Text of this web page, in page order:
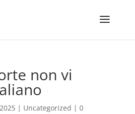
non vi
| Uncategorized | 0